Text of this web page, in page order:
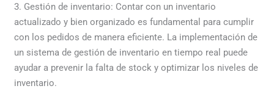
3. Gestión de inventario: Contar con un inventario
actualizado y bien organizado es fundamental para cumplir
con los pedidos de manera eficiente. La implementación de
un sistema de gestión de inventario en tiempo real puede
ayudar a prevenir la falta de stock y optimizar los niveles de
inventario.